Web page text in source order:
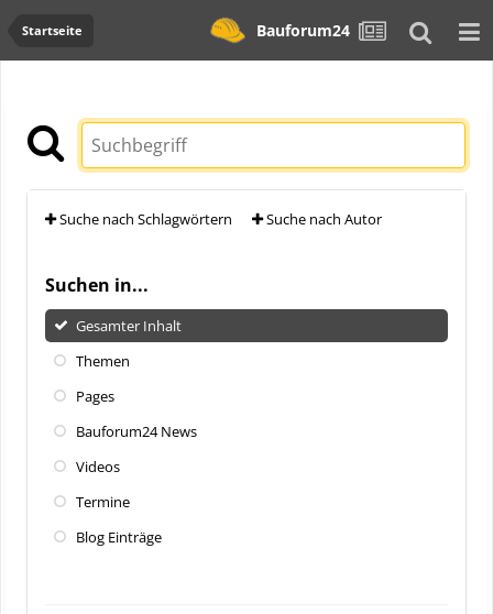
Startseite Bauforum24
Suche nach Schlagwörtern Suche nach Autor
Suchen in...
Gesamter Inhalt
Themen
Pages
Bauforum24 News
Videos
Termine
Blog Einträge